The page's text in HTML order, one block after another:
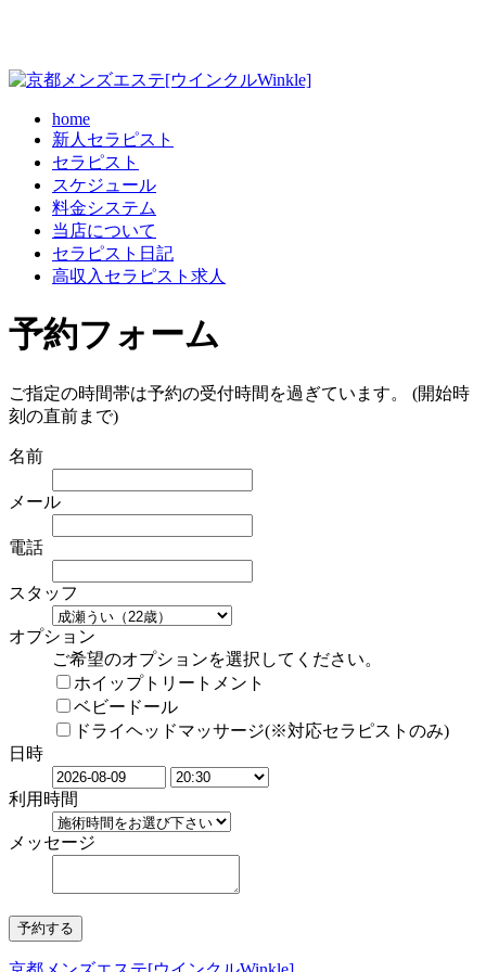
home
新人セラピスト
セラピスト
スケジュール
料金システム
当店について
セラピスト日記
高収入セラピスト求人
予約フォーム
ご指定の時間帯は予約の受付時間を過ぎています。 (開始時
刻の直前まで)
名前
メール
電話
スタッフ
オプション
ご希望のオプションを選択してください。
ホイップトリートメント
ベビードール
ドライヘッドマッサージ(※対応セラピストのみ)
日時
利用時間
メッセージ